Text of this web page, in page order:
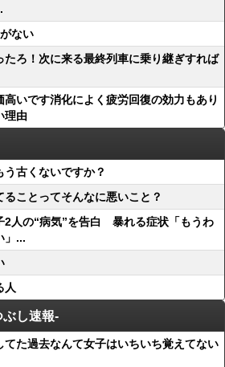
ない
ろ！次に来る最終列車に乗り継ぎすれば
いです消化によく疲労回復の効力もあり
理由
古くないですか？
ることってそんなに悪いこと？
2人の“病気”を告白 暴れる症状「もうわ
」...
人
し速報-
てた過去なんて女子はいちいち覚えてない